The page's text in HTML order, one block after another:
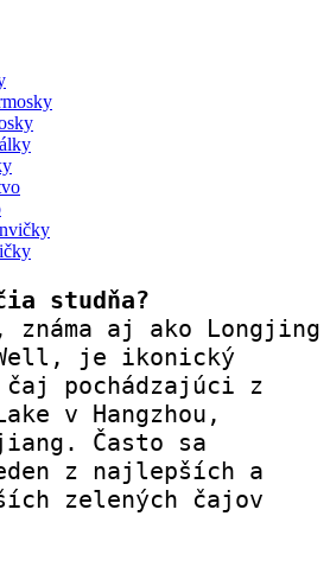
studňa?
známa aj ako Longjing
je ikonický
pochádzajúci z
v Hangzhou,
Často sa
z najlepších a
zelených čajov